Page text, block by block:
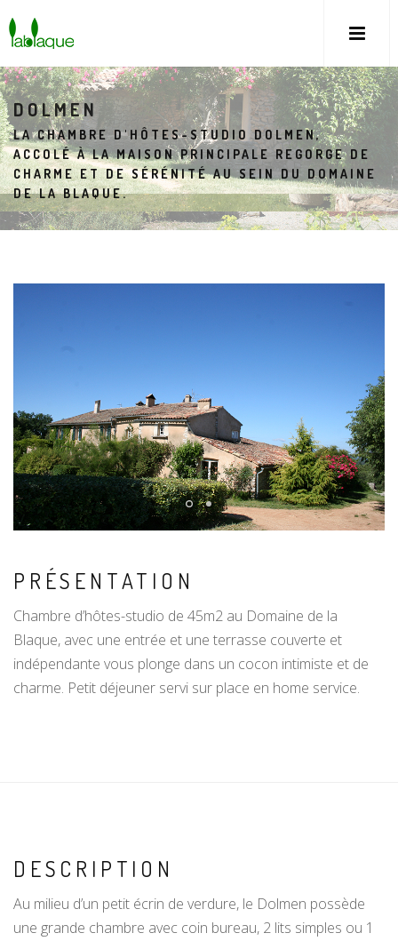
DOLMEN
LA CHAMBRE D'HÔTES-STUDIO DOLMEN,
ACCOLÉ À LA MAISON PRINCIPALE REGORGE DE
CHARME ET DE SÉRÉNITÉ AU SEIN DU DOMAINE
DE LA BLAQUE.
PRÉSENTATION
Chambre d’hôtes-studio de 45m2 au Domaine de la
Blaque, avec une entrée et une terrasse couverte et
indépendante vous plonge dans un cocon intimiste et de
charme. Petit déjeuner servi sur place en home service.
DESCRIPTION
Au milieu d’un petit écrin de verdure, le Dolmen possède
une grande chambre avec coin bureau, 2 lits simples ou 1